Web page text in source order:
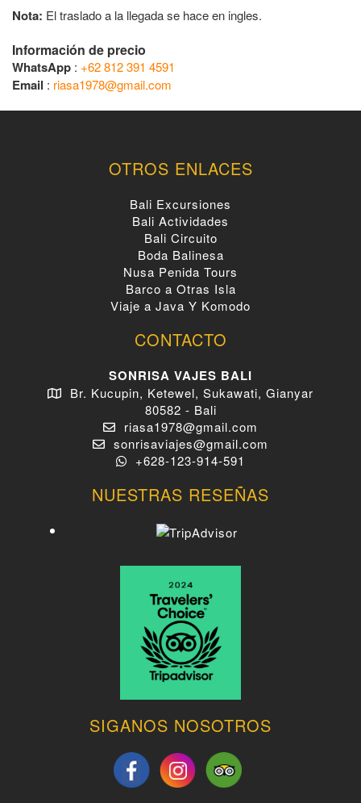
Nota: El traslado a la llegada se hace en ingles.
Información de precio
WhatsApp : +62 812 391 4591
Email : riasa1978@gmail.com
OTROS ENLACES
Bali Excursiones
Bali Actividades
Bali Circuito
Boda Balinesa
Nusa Penida Tours
Barco a Otras Isla
Viaje a Java Y Komodo
CONTACTO
SONRISA VAJES BALI
Br. Kucupin, Ketewel, Sukawati, Gianyar
80582 - Bali
riasa1978@gmail.com
sonrisaviajes@gmail.com
+628-123-914-591
NUESTRAS RESEÑAS
SIGANOS NOSOTROS